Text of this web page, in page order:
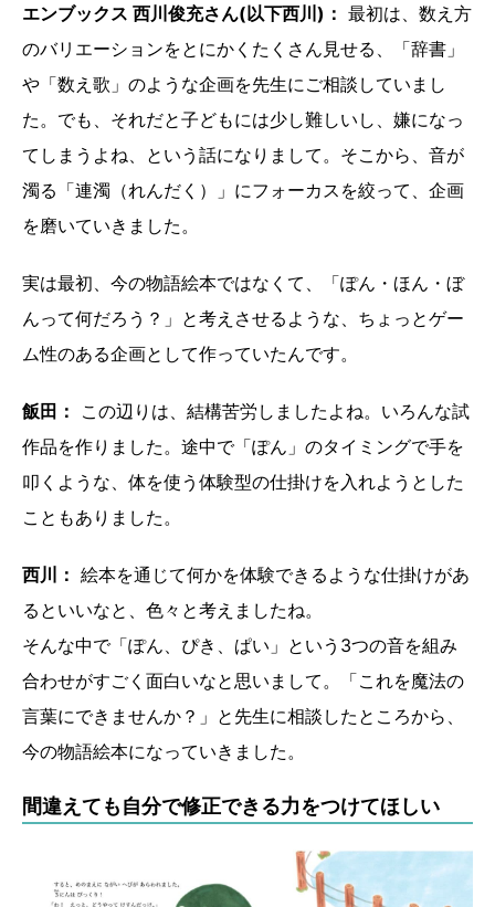
エンブックス 西川俊充さん(以下西川)： 最初は、数え方
のバリエーションをとにかくたくさん見せる、「辞書」
や「数え歌」のような企画を先生にご相談していまし
た。でも、それだと子どもには少し難しいし、嫌になっ
てしまうよね、という話になりまして。そこから、音が
濁る「連濁（れんだく）」にフォーカスを絞って、企画
を磨いていきました。
実は最初、今の物語絵本ではなくて、「ぽん・ほん・ぼ
んって何だろう？」と考えさせるような、ちょっとゲー
ム性のある企画として作っていたんです。
飯田：
この辺りは、結構苦労しましたよね。いろんな試
作品を作りました。途中で「ぽん」のタイミングで手を
叩くような、体を使う体験型の仕掛けを入れようとした
こともありました。
西川： 絵本を通じて何かを体験できるような仕掛けがあ
るといいなと、色々と考えましたね。
そんな中で「ぽん、ぴき、ぱい」という3つの音を組み
合わせがすごく面白いなと思いまして。「これを魔法の
言葉にできませんか？」と先生に相談したところから、
今の物語絵本になっていきました。
間違えても自分で修正できる力をつけてほしい